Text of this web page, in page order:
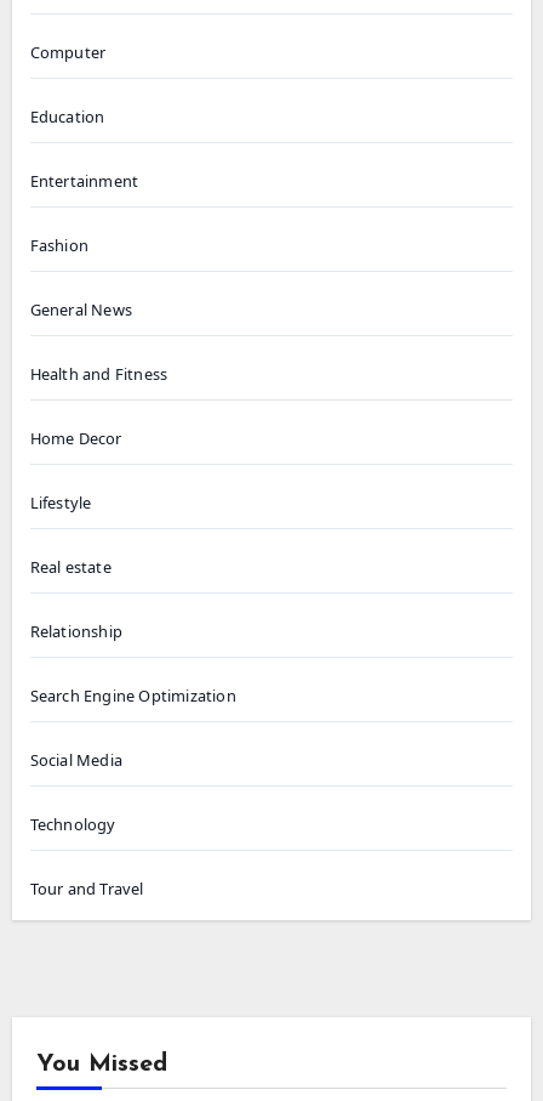
Computer
Education
Entertainment
Fashion
General News
Health and Fitness
Home Decor
Lifestyle
Real estate
Relationship
Search Engine Optimization
Social Media
Technology
Tour and Travel
You Missed